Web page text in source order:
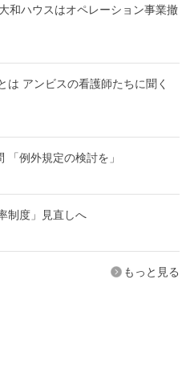
和ハウスはオペレーション事業撤
は アンビスの看護師たちに聞く
「例外規定の検討を」
制度」見直しへ
もっと見る